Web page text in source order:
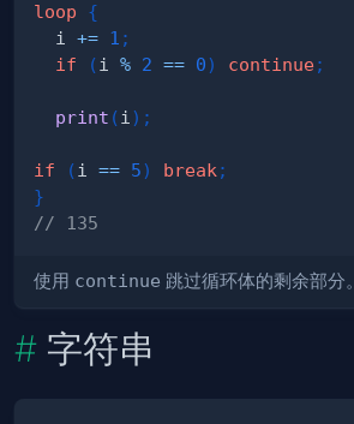
loop
{
  i
+= 1 ;
if
( i % 2 == 0) continue;
print ( i ) ;
if ( i == 5) break ;
}
// 135
使用 continue 跳过循环体的剩余部分。
字符串